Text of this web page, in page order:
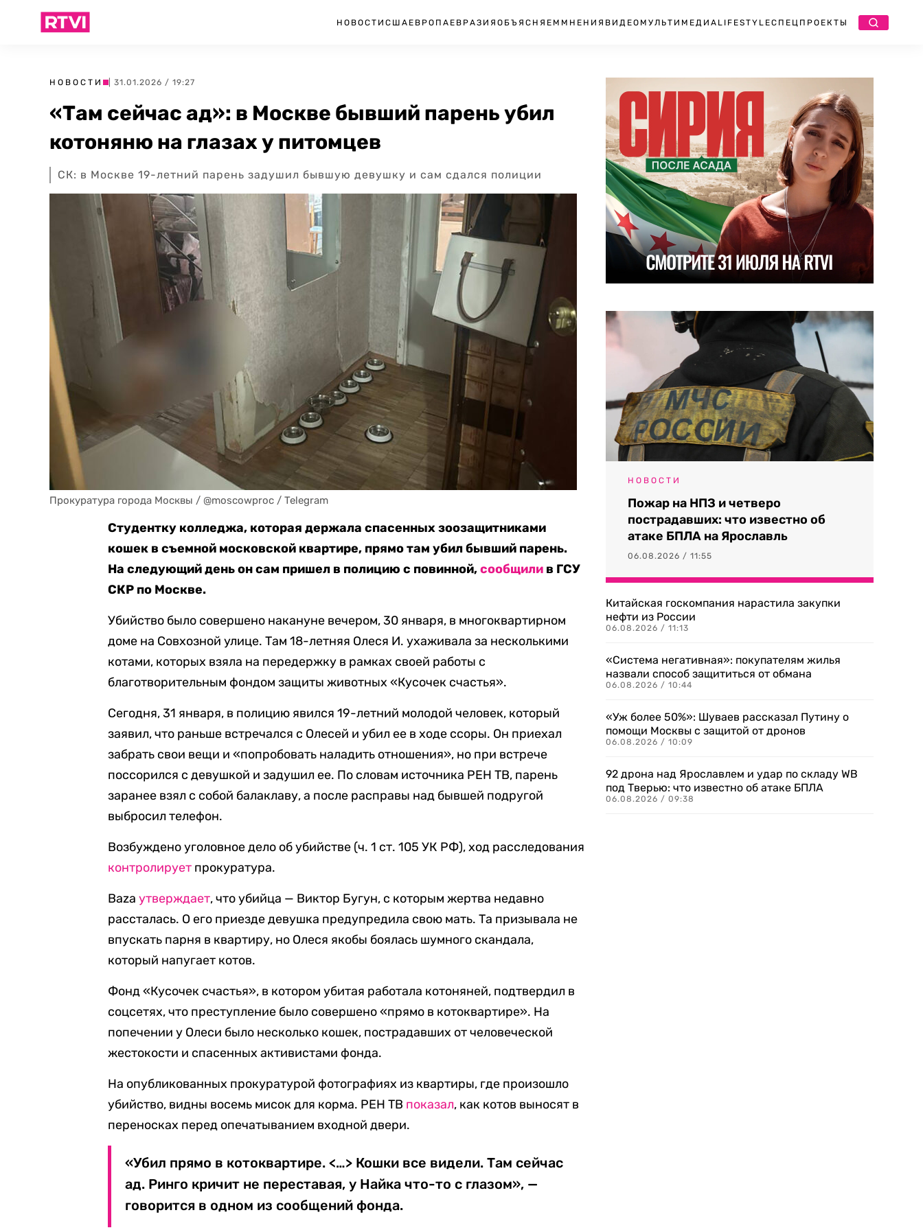
НОВОСТИ США ЕВРОПА ЕВРАЗИЯ ОБЪЯСНЯЕМ МНЕНИЯ ВИДЕО МУЛЬТИМЕДИА LIFESTYLEСПЕЦПРОЕКТЫ
НОВОСТИ | 31.01.2026 / 19:27
«Там сейчас ад»: в Москве бывший парень убил
котоняню на глазах у питомцев
СК: в Москве 19-летний парень задушил бывшую девушку и сам сдался полиции
Прокуратура города Москвы / @moscowproc / Telegram
Студентку колледжа, которая держала спасенных зоозащитниками
кошек в съемной московской квартире, прямо там убил бывший парень.
На следующий день он сам пришел в полицию с повинной,сообщили в ГСУ
СКР по Москве.
Убийство было совершено накануне вечером, 30 января, в многоквартирном
доме на Совхозной улице. Там 18-летняя Олеся И. ухаживала за несколькими
котами, которых взяла на передержку в рамках своей работы с
благотворительным фондом защиты животных «Кусочек счастья».
Сегодня, 31 января, в полицию явился 19-летний молодой человек, который
заявил, что раньше встречался с Олесей и убил ее в ходе ссоры. Он приехал
забрать свои вещи и «попробовать наладить отношения», но при встрече
поссорился с девушкой и задушил ее. По словам источника РЕН ТВ, парень
заранее взял с собой балаклаву, а после расправы над бывшей подругой
выбросил телефон.
Возбуждено уголовное дело об убийстве (ч. 1 ст. 105 УК РФ), ход расследования
контролирует прокуратура.
Bazaутверждает, что убийца — Виктор Бугун, с которым жертва недавно
рассталась. О его приезде девушка предупредила свою мать. Та призывала не
впускать парня в квартиру, но Олеся якобы боялась шумного скандала,
который напугает котов.
Фонд «Кусочек счастья», в котором убитая работала котоняней, подтвердил в
соцсетях, что преступление было совершено «прямо в котоквартире». На
попечении у Олеси было несколько кошек, пострадавших от человеческой
жестокости и спасенных активистами фонда.
На опубликованных прокуратурой фотографиях из квартиры, где произошло
убийство, видны восемь мисок для корма. РЕН ТВ показал, как котов выносят в
переносках перед опечатыванием входной двери.
«Убил прямо в котоквартире. <…> Кошки все видели. Там сейчас
ад. Ринго кричит не переставая, у Найка что-то с глазом», —
говорится в одном из сообщений фонда.
НОВОСТИ
Пожар на НПЗ и четверо
пострадавших: что известно об
атаке БПЛА на Ярославль
06.08.2026 / 11:55
Китайская госкомпания нарастила закупки
нефти из России
06.08.2026 / 11:13
«Система негативная»: покупателям жилья
назвали способ защититься от обмана
06.08.2026 / 10:44
«Уж более 50%»: Шуваев рассказал Путину о
помощи Москвы с защитой от дронов
06.08.2026 / 10:09
92 дрона над Ярославлем и удар по складу WB
под Тверью: что известно об атаке БПЛА
06.08.2026 / 09:38